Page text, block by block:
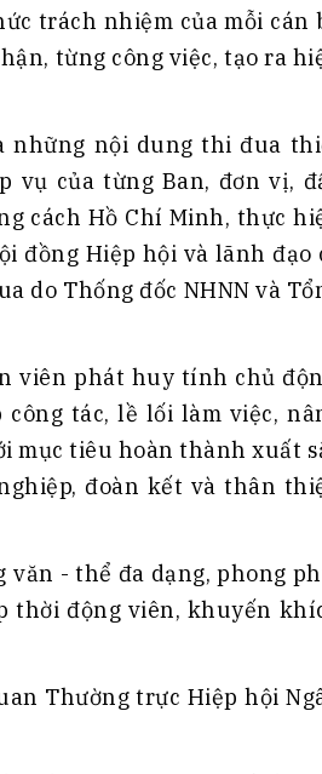
trách nhiệm của mỗi cán
từng công việc, tạo ra
những nội dung thi đua
vụ của từng Ban, đơn vị,
cách Hồ Chí Minh, thực
đồng Hiệp hội và lãnh đạo
do Thống đốc NHNN và
viên phát huy tính chủ
tác, lề lối làm việc,
mục tiêu hoàn thành xuất
đoàn kết và thân
- thể đa dạng, phong
thời động viên, khuyến
Thường trực Hiệp hội